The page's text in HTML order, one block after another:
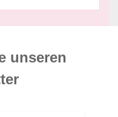
unseren